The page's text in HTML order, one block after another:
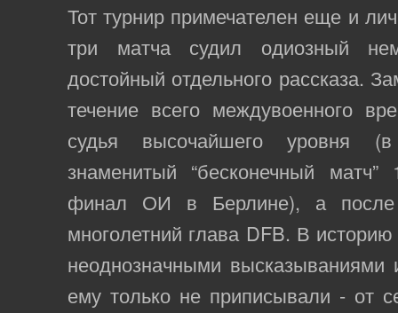
Тот турнир примечателен еще и
три матча судил одиозный
достойный отдельного рассказа.
течение всего междувоенного
судья высочайшего уровня
знаменитый “бесконечный
финал ОИ в Берлине), а
многолетний глава DFB. В
неоднозначными высказываниями
ему только не приписывали - от